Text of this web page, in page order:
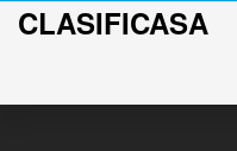
CLASIFICASA